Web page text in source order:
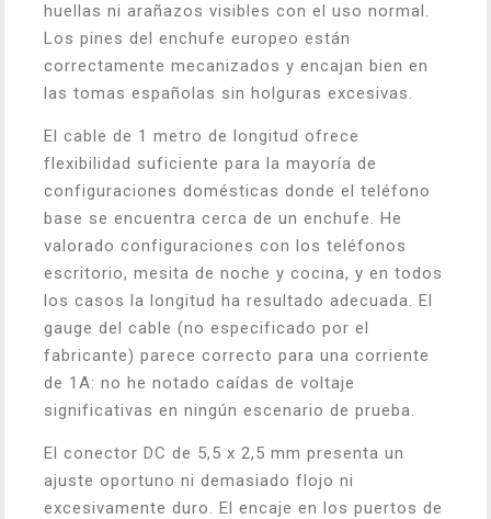
huellas ni arañazos visibles con el uso normal.
Los pines del enchufe europeo están
correctamente mecanizados y encajan bien en
las tomas españolas sin holguras excesivas.
El cable de 1 metro de longitud ofrece
flexibilidad suficiente para la mayoría de
configuraciones domésticas donde el teléfono
base se encuentra cerca de un enchufe. He
valorado configuraciones con los teléfonos
escritorio, mesita de noche y cocina, y en todos
los casos la longitud ha resultado adecuada. El
gauge del cable (no especificado por el
fabricante) parece correcto para una corriente
de 1A: no he notado caídas de voltaje
significativas en ningún escenario de prueba.
El conector DC de 5,5 x 2,5 mm presenta un
ajuste oportuno ni demasiado flojo ni
excesivamente duro. El encaje en los puertos de